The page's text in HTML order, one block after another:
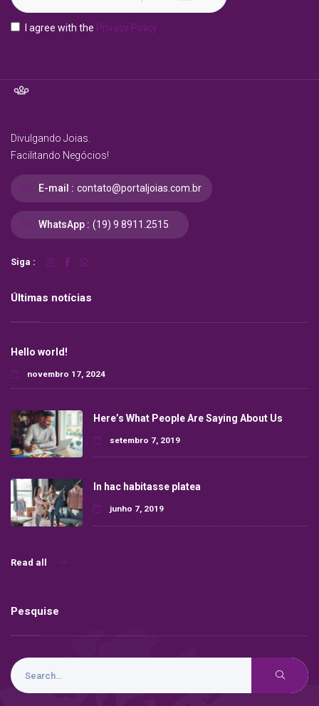
I agree with the Privacy Policy
Divulgando Joias.
Facilitando Negócios!
E-mail : contato@portaljoias.com.br
WhatsApp : (19) 9 8911.2515
Siga :
Últimas notícias
Hello world!
novembro 17, 2024
Here’s What People Are Saying About Us
setembro 7, 2019
In hac habitasse platea
junho 7, 2019
Read all
Pesquise